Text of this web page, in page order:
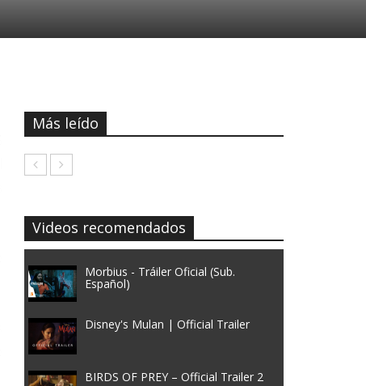
Más leído
Videos recomendados
Morbius - Tráiler Oficial (Sub.
Español)
Disney's Mulan | Official Trailer
BIRDS OF PREY – Official Trailer 2